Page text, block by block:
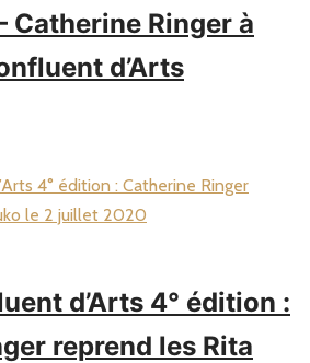
Catherine Ringer à
d’Arts
d’Arts 4° édition :
reprend les Rita